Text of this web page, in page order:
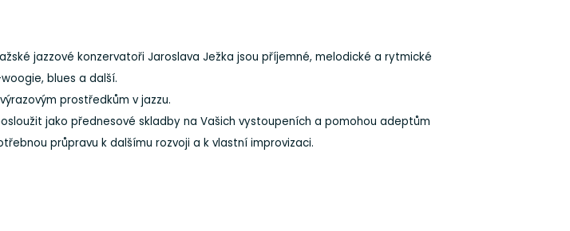
jazzové konzervatoři Jaroslava Ježka jsou příjemné, melodické a rytmické
blues a další.
prostředkům v jazzu.
jako přednesové skladby na Vašich vystoupeních a pomohou adeptům
průpravu k dalšímu rozvoji a k vlastní improvizaci.